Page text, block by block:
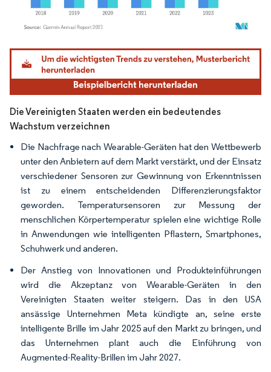
Bild © Mordor Intelligence. Wiederverwendung erfordert Namensnennung gemäß
Die Vereinigten Staaten werden ein bedeutendes
Wachstum verzeichnen
Die Nachfrage nach Wearable-Geräten hat den Wettbewerb
unter den Anbietern auf dem Markt verstärkt, und der Einsatz
verschiedener Sensoren zur Gewinnung von Erkenntnissen
ist zu einem entscheidenden Differenzierungsfaktor
geworden. Temperatursensoren zur Messung der
menschlichen Körpertemperatur spielen eine wichtige Rolle
in Anwendungen wie intelligenten Pflastern, Smartphones,
Schuhwerk und anderen.
Der Anstieg von Innovationen und Produkteinführungen
wird die Akzeptanz von Wearable-Geräten in den
Vereinigten Staaten weiter steigern. Das in den USA
ansässige Unternehmen Meta kündigte an, seine erste
intelligente Brille im Jahr 2025 auf den Markt zu bringen, und
das Unternehmen plant auch die Einführung von
Augmented-Reality-Brillen im Jahr 2027.